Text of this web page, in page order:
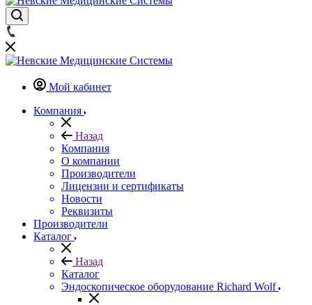
Мой кабинет
Компания
Назад
Компания
О компании
Производители
Лицензии и сертификаты
Новости
Реквизиты
Производители
Каталог
Назад
Каталог
Эндоскопическое оборудование Richard Wolf